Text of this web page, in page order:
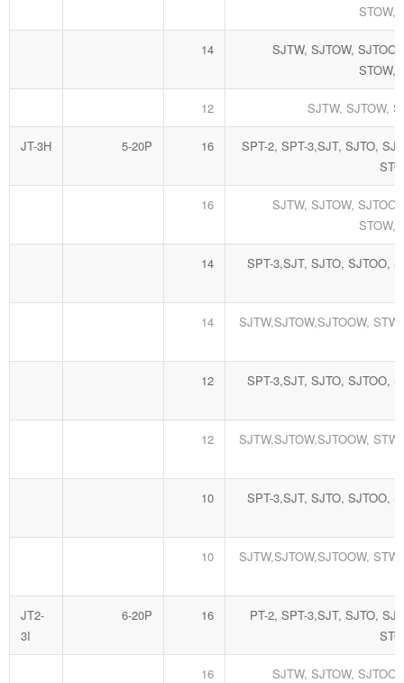
STOW,
14
SJTW, SJTOW,
STOW,
12 SJTW, SJTOW,
JT-3H 5-20P 16
SPT-2, SPT-3,SJT, SJTO,
16
SJTW, SJTOW,
STOW,
14 SPT-3,SJT, SJTO, SJTOO,
14
SJTW,SJTOW,SJTOOW,
12 SPT-3,SJT, SJTO, SJTOO,
12
SJTW,SJTOW,SJTOOW,
10 SPT-3,SJT, SJTO, SJTOO,
10
SJTW,SJTOW,SJTOOW,
JT2-
3I
6-20P 16
PT-2, SPT-3,SJT, SJTO,
16 SJTW, SJTOW,